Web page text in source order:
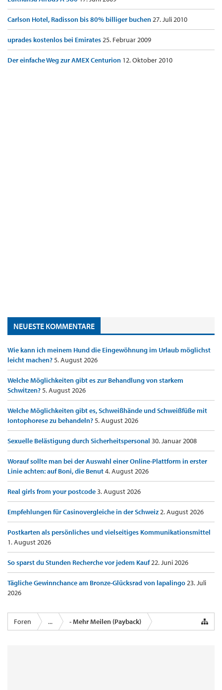
Carlson Hotel, Radisson bis 80% billiger buchen27. Juli 2010
uprades kostenlos bei Emirates25. Februar 2009
Der einfache Weg zur AMEX Centurion 12. Oktober 2010
NEUESTE KOMMENTARE
Wie kann ich meinem Hund die Eingewöhnung im Urlaub möglichst
leicht machen?5. August 2026
Welche Möglichkeiten gibt es zur Behandlung von starkem
Schwitzen?5. August 2026
Welche Möglichkeiten gibt es, Schweißhände und Schweißfüße mit
Iontophorese zu behandeln?5. August 2026
Sexuelle Belästigung durch Sicherheitspersonal 30. Januar 2008
Worauf sollte man bei der Auswahl einer Online-Plattform in erster
Linie achten: auf Boni, die Benut4. August 2026
Real girls from your postcode3. August 2026
Empfehlungen für Casinovergleiche in der Schweiz2. August 2026
Postkarten als persönliches und vielseitiges Kommunikationsmittel
1. August 2026
So sparst du Stunden Recherche vor jedem Kauf22. Juni 2026
Tägliche Gewinnchance am Bronze-Glücksrad von lapalingo23. Juli
2026
Foren ... - Mehr Meilen (Payback)